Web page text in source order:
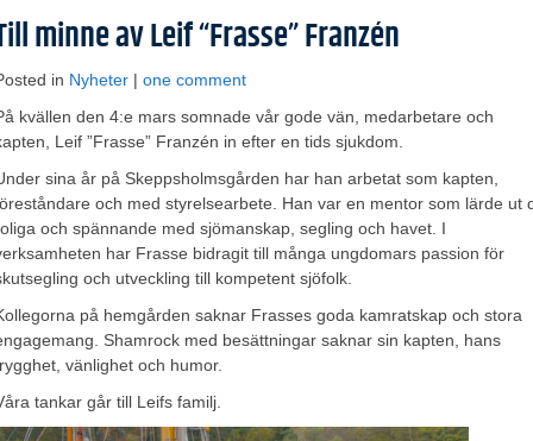
minne av Leif “Frasse” Franzén
in Nyheter | one comment
kvällen den 4:e mars somnade vår gode vän, medarbetare och
Leif ”Frasse” Franzén in efter en tids sjukdom.
sina år på Skeppsholmsgården har han arbetat som kapten,
och med styrelsearbete. Han var en mentor som lärde ut
och spännande med sjömanskap, segling och havet. I
har Frasse bidragit till många ungdomars passion för
och utveckling till kompetent sjöfolk.
på hemgården saknar Frasses goda kamratskap och stora
Shamrock med besättningar saknar sin kapten, hans
vänlighet och humor.
tankar går till Leifs familj.